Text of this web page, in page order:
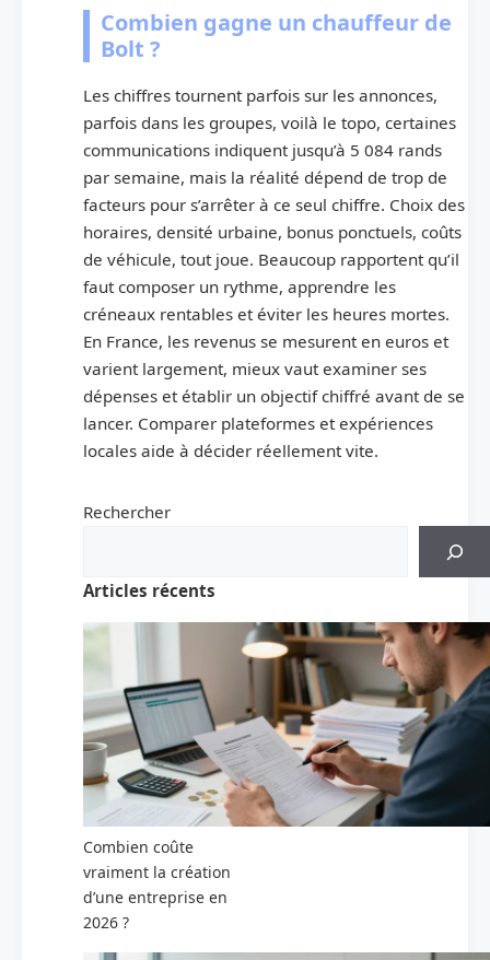
Combien gagne un chauffeur de
Bolt ?
Les chiffres tournent parfois sur les annonces,
parfois dans les groupes, voilà le topo, certaines
communications indiquent jusqu’à 5 084 rands
par semaine, mais la réalité dépend de trop de
facteurs pour s’arrêter à ce seul chiffre. Choix des
horaires, densité urbaine, bonus ponctuels, coûts
de véhicule, tout joue. Beaucoup rapportent qu’il
faut composer un rythme, apprendre les
créneaux rentables et éviter les heures mortes.
En France, les revenus se mesurent en euros et
varient largement, mieux vaut examiner ses
dépenses et établir un objectif chiffré avant de se
lancer. Comparer plateformes et expériences
locales aide à décider réellement vite.
Rechercher
Articles récents
Combien coûte
vraiment la création
d’une entreprise en
2026 ?